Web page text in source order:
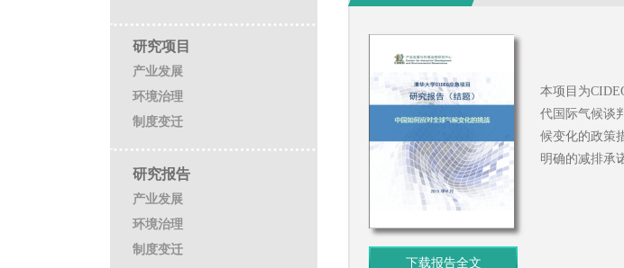
研究项目
产业发展
环境治理
制度变迁
研究报告
产业发展
环境治理
制度变迁
下载报告全文
本项目为
代国际气候谈
候变化的政策
明确的减排承